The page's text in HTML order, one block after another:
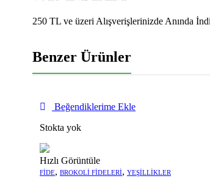
250 TL ve üzeri Alışverişlerinizde Anında
Benzer Ürünler
Beğendiklerime Ekle
Stokta yok
Hızlı Görüntüle
FIDE, BROKOLI FIDELERI, YEŞILLIKLER